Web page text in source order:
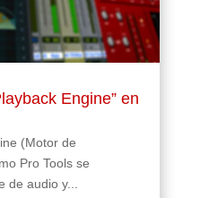
Engine” en
(Motor de
Pro Tools se
audio y...